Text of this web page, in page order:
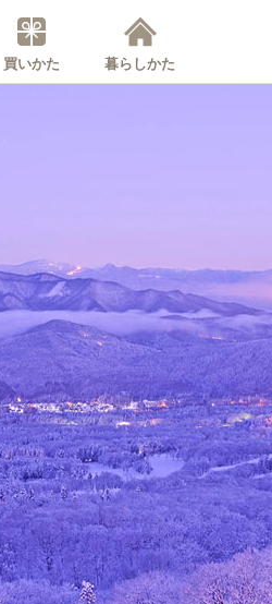
買いかた 暮らしかた